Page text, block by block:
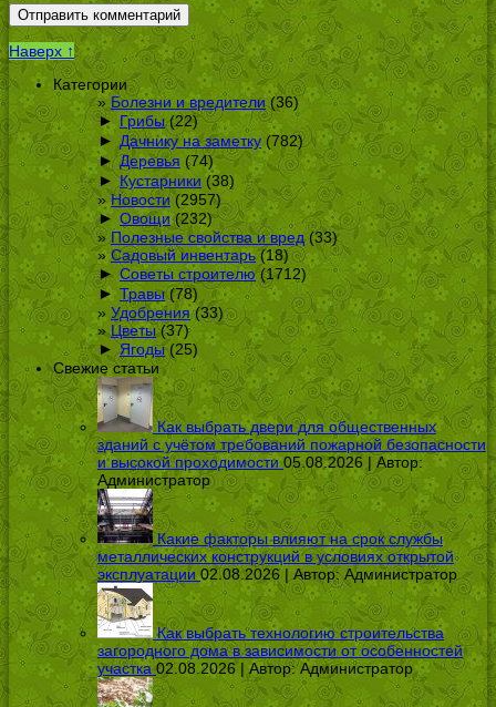
Наверх ↑
Категории
Болезни и вредители(36)
► Грибы(22)
► Дачнику на заметку (782)
► Деревья (74)
► Кустарники (38)
Новости(2957)
► Овощи(232)
Полезные свойства и вред(33)
Садовый инвентарь(18)
► Советы строителю(1712)
► Травы(78)
Удобрения(33)
Цветы(37)
► Ягоды(25)
Свежие статьи
Как выбрать двери для общественных
зданий с учётом требований пожарной безопасности
и высокой проходимости 05.08.2026 | Автор:
Администратор
Какие факторы влияют на срок службы
металлических конструкций в условиях открытой
эксплуатации 02.08.2026 | Автор: Администратор
Как выбрать технологию строительства
загородного дома в зависимости от особенностей
участка 02.08.2026 | Автор:Администратор